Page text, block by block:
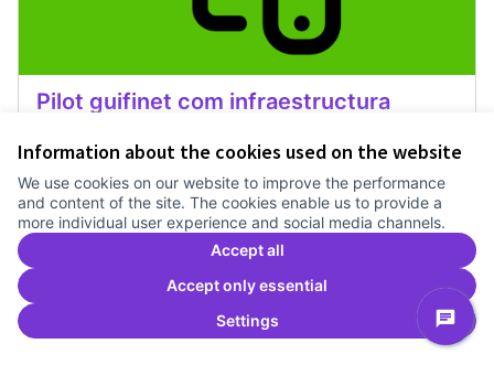
Information about the cookies used on the website
We use cookies on our website to improve the performance
and content of the site. The cookies enable us to provide a
more individual user experience and social media channels.
Accept all
Accept only essential
Settings
Pilot guifinet com infraestructura
Recerca
0 0
VotePilot guifinet com